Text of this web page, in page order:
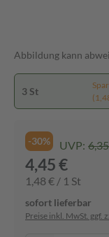
Abbildung kann
3 St
-30% UVP:
4,45 €
1,48 € / 1 St
sofort lieferbar
Preise inkl. MwSt. ggf.